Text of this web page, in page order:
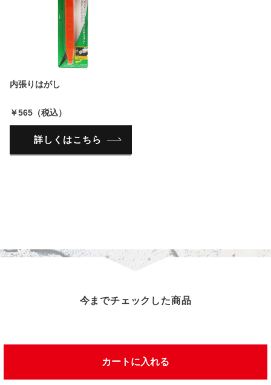
カートに入れる
内張りはがし
￥565（税込）
詳しくはこちら
今までチェックした商品
この商品を見た人は、こんな商品を見ています